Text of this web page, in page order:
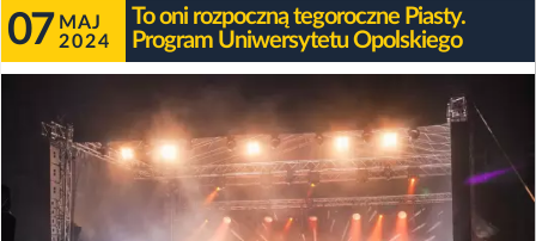
07 MAJ
2024
To oni rozpoczną tegoroczne Piasty.
Program Uniwersytetu Opolskiego